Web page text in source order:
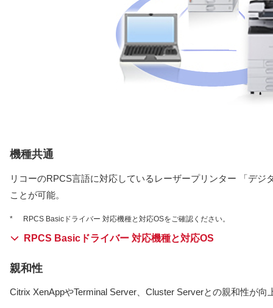
機種共通
リコーのRPCS言語に対応しているレーザープリンター 「デジ
ことが可能。
* RPCS Basicドライバー 対応機種と対応OSをご確認ください。
RPCS Basicドライバー 対応機種と対応OS
親和性
Citrix XenAppやTerminal Server、Cluster Serverとの親和性が向